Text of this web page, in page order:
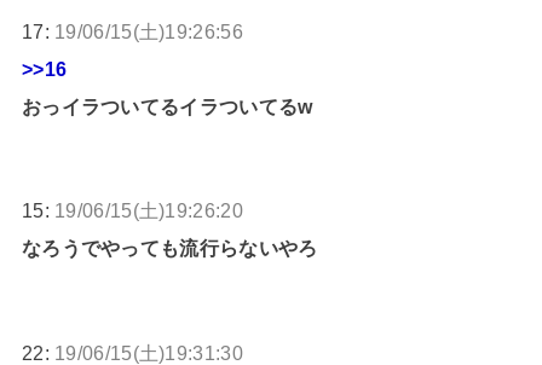
17: 19/06/15(土)19:26:56
>>16
おっイラついてるイラついてるw
15: 19/06/15(土)19:26:20
なろうでやっても流行らないやろ
22: 19/06/15(土)19:31:30